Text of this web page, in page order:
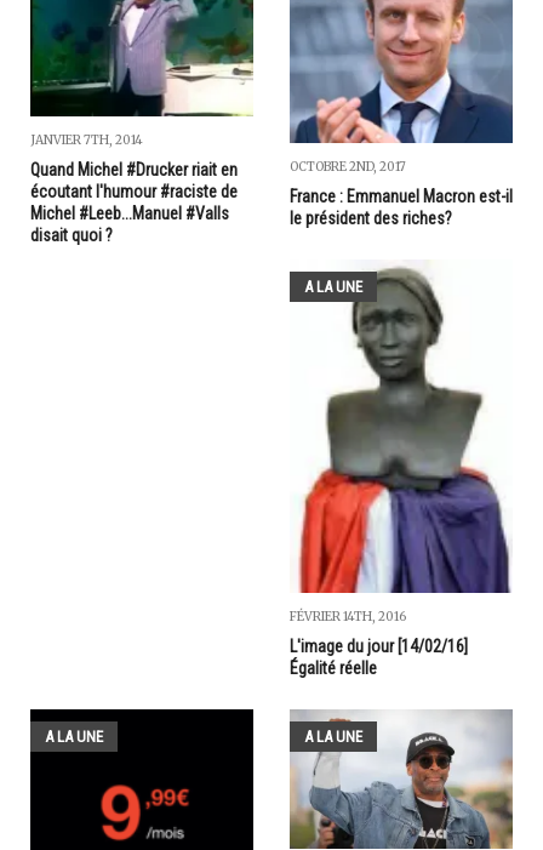
JANVIER 7TH, 2014
Quand Michel #Drucker riait en
écoutant l'humour #raciste de
Michel #Leeb...Manuel #Valls
disait quoi ?
OCTOBRE 2ND, 2017
France : Emmanuel Macron est-il
le président des riches?
A LA UNE
FÉVRIER 14TH, 2016
L'image du jour [14/02/16]
Égalité réelle
A LA UNE A LA UNE